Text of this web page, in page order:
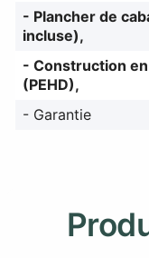
- Plancher de
incluse),
- Construction
(PEHD),
- Garantie